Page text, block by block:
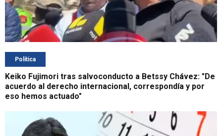
Política
Keiko Fujimori tras salvoconducto a Betssy Chávez: "De
acuerdo al derecho internacional, correspondía y por
eso hemos actuado"